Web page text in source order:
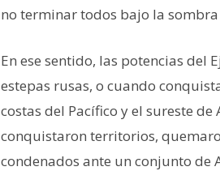
no terminar todos bajo la
En ese sentido, las potencias del
estepas rusas, o cuando
costas del Pacífico y el sureste
conquistaron territorios,
condenados ante un conjunto